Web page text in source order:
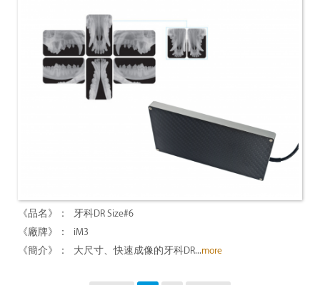
牙科DR Size#6
iM3
大尺寸、快速成像的牙科DR...more